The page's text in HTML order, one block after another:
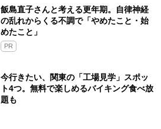
飯島直子さんと考える更年期。自律神経
の乱れからくる不調で「やめたこと・始
めたこと」
PR
今行きたい、関東の「工場見学」スポッ
ト4つ。無料で楽しめるバイキング食べ放
題も